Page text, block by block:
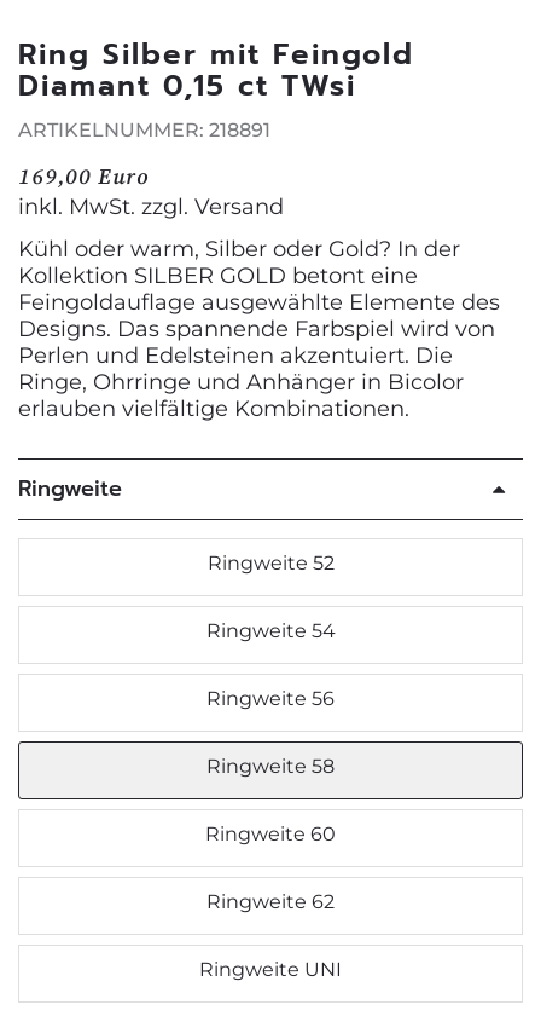
Ring Silber mit Feingold
Diamant 0,15 ct TWsi
ARTIKELNUMMER: 218891
169,00 Euro
inkl. MwSt. zzgl. Versand
Kühl oder warm, Silber oder Gold? In der
Kollektion SILBER GOLD betont eine
Feingoldauflage ausgewählte Elemente des
Designs. Das spannende Farbspiel wird von
Perlen und Edelsteinen akzentuiert. Die
Ringe, Ohrringe und Anhänger in Bicolor
erlauben vielfältige Kombinationen.
Ringweite
Ringweite 52
Ringweite 54
Ringweite 56
Ringweite 58
Ringweite 60
Ringweite 62
Ringweite UNI